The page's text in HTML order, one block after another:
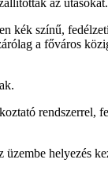
az utasokat.
kék színű,
a főváros
rendszerrel,
helyezés